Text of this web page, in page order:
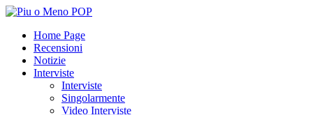
Home Page
Recensioni
Notizie
Interviste
Interviste
Singolarmente
Video Interviste